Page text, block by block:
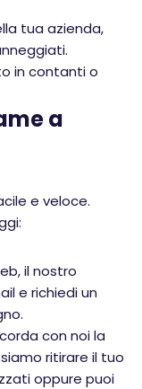
tua azienda,
in contanti o
a
e veloce.
il nostro
e richiedi un
con noi la
ritirare il tuo
oppure puoi